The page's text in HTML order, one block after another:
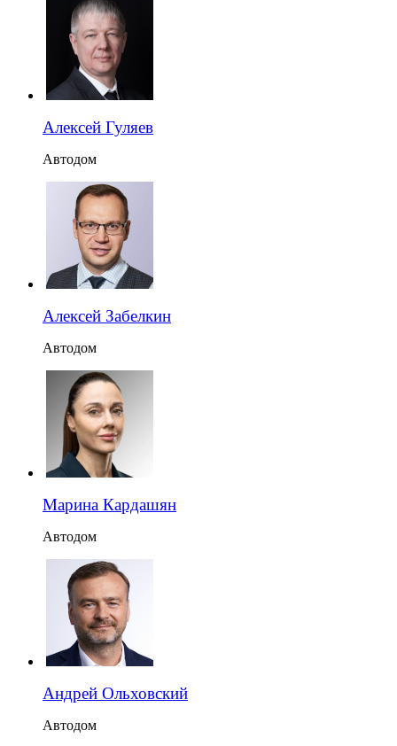
Алексей Гуляев
Автодом
Алексей Забелкин
Автодом
Марина Кардашян
Автодом
Андрей Ольховский
Автодом